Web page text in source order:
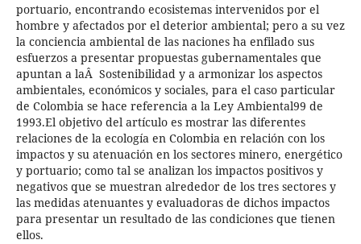
portuario, encontrando ecosistemas intervenidos por el
hombre y afectados por el deterior ambiental; pero a su vez
la conciencia ambiental de las naciones ha enfilado sus
esfuerzos a presentar propuestas gubernamentales que
apuntan a laÂ Sostenibilidad y a armonizar los aspectos
ambientales, económicos y sociales, para el caso particular
de Colombia se hace referencia a la Ley Ambiental99 de
1993.El objetivo del artículo es mostrar las diferentes
relaciones de la ecología en Colombia en relación con los
impactos y su atenuación en los sectores minero, energético
y portuario; como tal se analizan los impactos positivos y
negativos que se muestran alrededor de los tres sectores y
las medidas atenuantes y evaluadoras de dichos impactos
para presentar un resultado de las condiciones que tienen
ellos.